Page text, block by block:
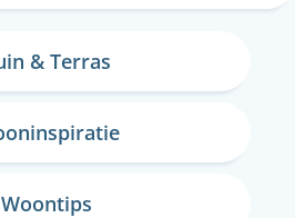
& Terras
Woontips